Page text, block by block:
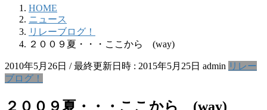
HOME
ニュース
リレーブログ！
２００９夏・・・ここから (way)
2010年5月26日 / 最終更新日時 : 2015年5月25日 admin リレー
ブログ！
２００９夏・・・ここから (way)